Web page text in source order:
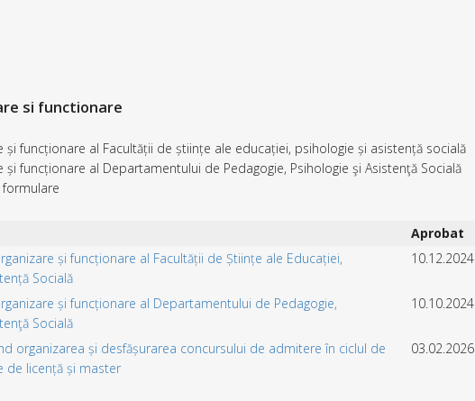
si functionare
și funcționare al Facultății de științe ale educației, psihologie și asistență socială
și funcționare al Departamentului de Pedagogie, Psihologie şi Asistenţă Socială
Aprobat
și funcționare al Facultății de Științe ale Educației,
Socială
10.12.2024
și funcționare al Departamentului de Pedagogie,
Socială
10.10.2024
organizarea și desfășurarea concursului de admitere în ciclul de
de licență și master
03.02.2026